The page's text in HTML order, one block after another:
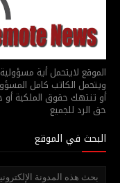
الموقع لايتحمل أية
ويتحمل الكاتب كامل
أو تنتهك حقوق الملكية
حق الرد للجميع
البحث في الموقع